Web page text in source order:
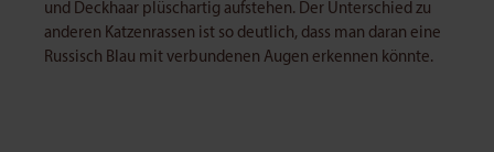
und Deckhaar plüschartig aufstehen. Der Unterschied zu
anderen Katzenrassen ist so deutlich, dass man daran eine
Russisch Blau mit verbundenen Augen erkennen könnte.